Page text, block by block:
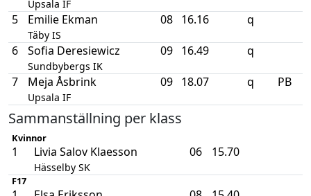
Upsala IF
5 Emilie Ekman
Täby IS
08 16.16 q
6 Sofia Deresiewicz
Sundbybergs IK
09 16.49 q
7 Meja Åsbrink
Upsala IF
09 18.07 q PB
Sammanställning per klass
Kvinnor
1 Livia Salov Klaesson
Hässelby SK
06 15.70
F17